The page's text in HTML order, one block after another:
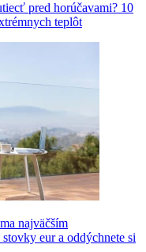
pred horúčavami? 10
teplôt
najväčším
eur a oddýchnete si